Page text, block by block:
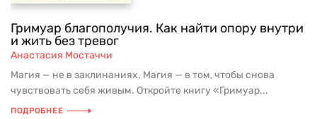
Гримуар благополучия. Как найти опору внутри
и жить без тревог
Анастасия Мостаччи
Магия — не в заклинаниях. Магия — в том, чтобы снова
чувствовать себя живым. Откройте книгу «Гримуар...
ПОДРОБНЕЕ